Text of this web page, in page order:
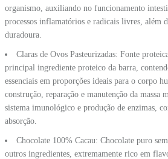
organismo, auxiliando no funcionamento
processos inflamatórios e radicais livres, além
duradoura.
Claras de Ovos Pasteurizadas: Fonte
principal ingrediente proteico da barra,
essenciais em proporções ideais para o corpo
construção, reparação e manutenção da massa
sistema imunológico e produção de enzimas,
absorção.
Chocolate 100% Cacau: Chocolate puro
outros ingredientes, extremamente rico em